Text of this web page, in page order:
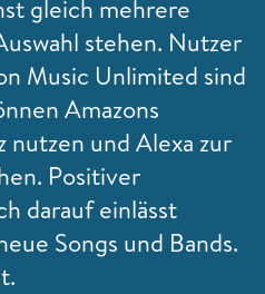
gleich mehrere
stehen. Nutzer
Music Unlimited sind
Amazons
nutzen und Alexa zur
Positiver
darauf einlässt
Songs und Bands.